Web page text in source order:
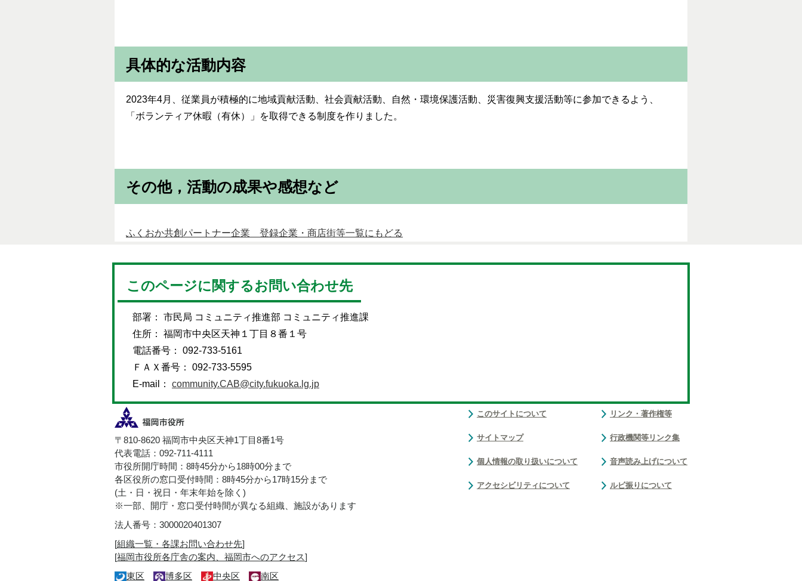
具体的な活動内容
2023年4月、従業員が積極的に地域貢献活動、社会貢献活動、自然・環境保護活動、災害復興支援活動等に参加できるよう、
「ボランティア休暇（有休）」を取得できる制度を作りました。
その他，活動の成果や感想など
ふくおか共創パートナー企業 登録企業・商店街等一覧にもどる
このページに関するお問い合わせ先
部署： 市民局 コミュニティ推進部 コミュニティ推進課
住所： 福岡市中央区天神１丁目８番１号
電話番号： 092-733-5161
ＦＡＸ番号： 092-733-5595
E-mail： community.CAB@city.fukuoka.lg.jp
〒810-8620 福岡市中央区天神1丁目8番1号
代表電話：092-711-4111
市役所開庁時間：8時45分から18時00分まで
各区役所の窓口受付時間：8時45分から17時15分まで
(土・日・祝日・年末年始を除く)
※一部、開庁・窓口受付時間が異なる組織、施設があります
法人番号：3000020401307
[組織一覧・各課お問い合わせ先]
[福岡市役所各庁舎の案内、福岡市へのアクセス]
東区
博多区 中央区 南区
このサイトについて
サイトマップ
個人情報の取り扱いについて
アクセシビリティについて
リンク・著作権等
行政機関等リンク集
音声読み上げについて
ルビ振りについて